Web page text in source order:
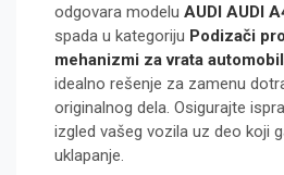
odgovara modelu AUDI AUDI
spada u kategoriju Podizači
mehanizmi za vrata
idealno rešenje za zamenu
originalnog dela. Osigurajte
izgled vašeg vozila uz deo koji
uklapanje.